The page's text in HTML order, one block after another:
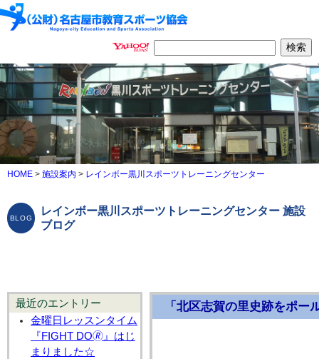
HOME > 施設案内 > レインボー黒川スポーツトレーニングセンター
レインボー黒川スポーツトレーニングセンター 施設
ブログ
最近のエントリー
金曜日レッスンタイム
『FIGHT DO🄬』はじ
まりました☆
「北区志賀の里史跡をポー